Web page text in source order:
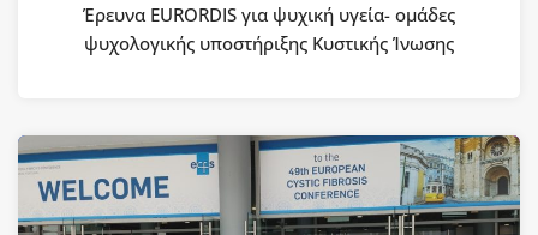
Έρευνα EURORDIS για ψυχική υγεία- ομάδες
ψυχολογικής υποστήριξης Κυστικής Ίνωσης